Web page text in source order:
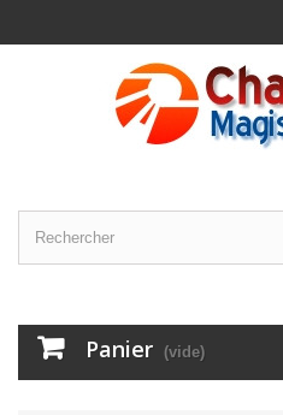
Panier (vide)